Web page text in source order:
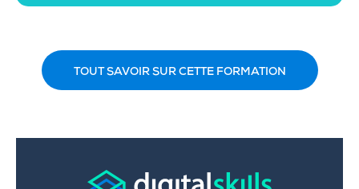
TOUT SAVOIR SUR CETTE FORMATION